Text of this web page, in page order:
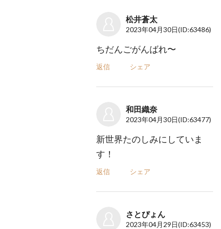
松井蒼太
2023年04月30日(ID:63486)
ちだんごがんばれ〜
返信 シェア
和田織奈
2023年04月30日(ID:63477)
新世界たのしみにしていま
す！
返信 シェア
さとぴょん
2023年04月29日(ID:63453)